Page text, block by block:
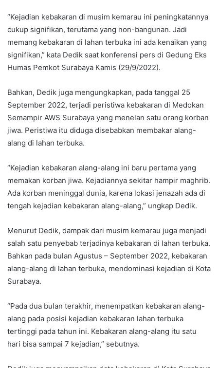
“Kejadian kebakaran di musim kemarau ini peningkatannya
cukup signifikan, terutama yang non-bangunan. Jadi
memang kebakaran di lahan terbuka ini ada kenaikan yang
signifikan,” kata Dedik saat konferensi pers di Gedung Eks
Humas Pemkot Surabaya Kamis (29/9/2022).
Bahkan, Dedik juga mengungkapkan, pada tanggal 25
September 2022, terjadi peristiwa kebakaran di Medokan
Semampir AWS Surabaya yang menelan satu orang korban
jiwa. Peristiwa itu diduga disebabkan membakar alang-
alang di lahan terbuka.
“Kejadian kebakaran alang-alang ini baru pertama yang
memakan korban jiwa. Kejadiannya sekitar hampir maghrib.
Ada korban meninggal dunia, karena lokasi jenazah ada di
tengah kejadian kebakaran alang-alang,” ungkap Dedik.
Menurut Dedik, dampak dari musim kemarau juga menjadi
salah satu penyebab terjadinya kebakaran di lahan terbuka.
Bahkan pada bulan Agustus – September 2022, kebakaran
alang-alang di lahan terbuka, mendominasi kejadian di Kota
Surabaya.
“Pada dua bulan terakhir, menempatkan kebakaran alang-
alang pada posisi kejadian kebakaran lahan terbuka
tertinggi pada tahun ini. Kebakaran alang-alang itu satu
hari bisa sampai 7 kejadian,” sebutnya.